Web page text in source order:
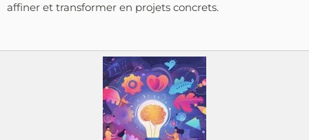
affiner et transformer en projets concrets.